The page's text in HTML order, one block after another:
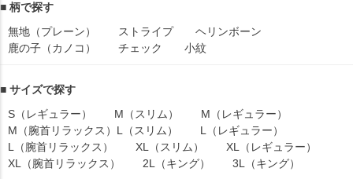
■ 柄で探す
無地（プレーン）
ストライプ
ヘリンボーン
鹿の子（カノコ）
チェック 小紋
■ サイズで探す
S（レギュラー）
M（スリム）
M（レギュラー）
M（腕首リラックス） L（スリム）
L（レギュラー）
L（腕首リラックス）
XL（スリム）
XL（レギュラー）
XL（腕首リラックス）
2L（キング） 3L（キング）